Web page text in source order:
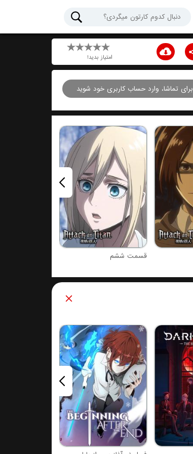
امتیاز بدید!
برای تماشا، وارد حساب کاربری خود شوید
قسمت ششم